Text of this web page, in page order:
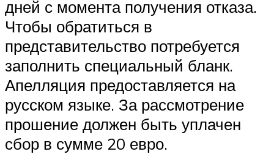
дней с момента получения отказа.
Чтобы обратиться в
представительство потребуется
заполнить специальный бланк.
Апелляция предоставляется на
русском языке. За рассмотрение
прошение должен быть уплачен
сбор в сумме 20 евро.